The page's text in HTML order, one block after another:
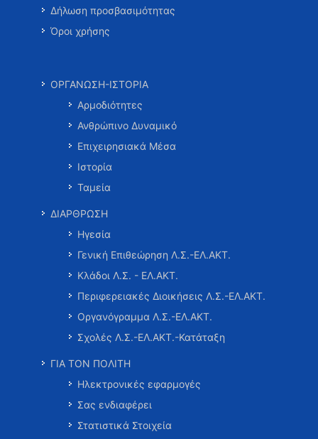
Δήλωση προσβασιμότητας
Όροι χρήσης
ΟΡΓΑΝΩΣΗ-ΙΣΤΟΡΙΑ
Αρμοδιότητες
Ανθρώπινο Δυναμικό
Επιχειρησιακά Μέσα
Ιστορία
Ταμεία
ΔΙΑΡΘΡΩΣΗ
Ηγεσία
Γενική Επιθεώρηση Λ.Σ.-ΕΛ.ΑΚΤ.
Κλάδοι Λ.Σ. - ΕΛ.ΑΚΤ.
Περιφερειακές Διοικήσεις Λ.Σ.-ΕΛ.ΑΚΤ.
Οργανόγραμμα Λ.Σ.-ΕΛ.ΑΚΤ.
Σχολές Λ.Σ.-ΕΛ.ΑΚΤ.-Κατάταξη
ΓΙΑ ΤΟΝ ΠΟΛΙΤΗ
Ηλεκτρονικές εφαρμογές
Σας ενδιαφέρει
Στατιστικά Στοιχεία